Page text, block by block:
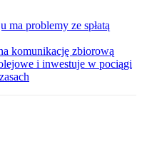
ma problemy ze spłatą
komunikację zbiorową
i inwestuje w pociągi